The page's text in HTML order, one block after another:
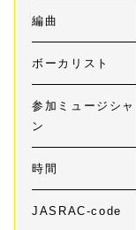
編曲
ボーカリスト
参加ミュージシャ
ン
時間
JASRAC-code